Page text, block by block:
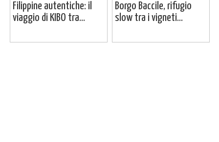
Filippine autentiche: il
viaggio di KIBO tra...
Borgo Baccile, rifugio
slow tra i vigneti...